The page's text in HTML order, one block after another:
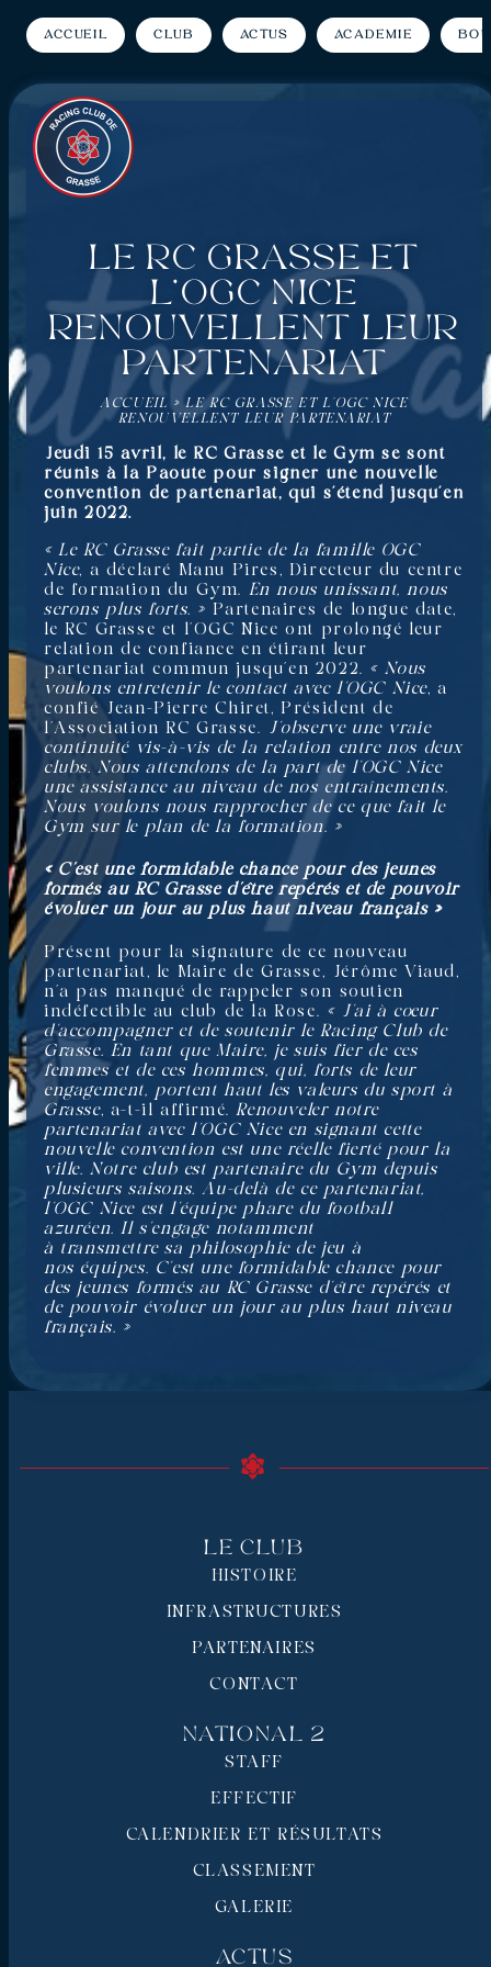
Accueil Club Actus Académie
Le RC Grasse et
l’OGC Nice
renouvellent leur
partenariat
ACCUEIL »LE RC GRASSE ET L’OGC NICE
RENOUVELLENT LEUR PARTENARIAT
Jeudi 15 avril, le RC Grasse et le Gym se sont
réunis à la Paoute pour signer une nouvelle
convention de partenariat, qui s’étend jusqu’en
juin 2022.
« Le RC Grasse fait partie de la famille OGC
Nice, a déclaré Manu Pires, Directeur du centre
de formation du Gym. En nous unissant, nous
serons plus forts. » Partenaires de longue date,
le RC Grasse et l’OGC Nice ont prolongé leur
relation de confiance en étirant leur
partenariat commun jusqu’en 2022. « Nous
voulons entretenir le contact avec l’OGC Nice, a
confié Jean-Pierre Chiret, Président de
l’Association RC Grasse. J’observe une vraie
continuité vis-à-vis de la relation entre nos deux
clubs. Nous attendons de la part de l’OGC Nice
une assistance au niveau de nos entraînements.
Nous voulons nous rapprocher de ce que fait le
Gym sur le plan de la formation. »
« C’est une formidable chance pour des jeunes
formés au RC Grasse d’être repérés et de pouvoir
évoluer un jour au plus haut niveau français »
Présent pour la signature de ce nouveau
partenariat, le Maire de Grasse, Jérôme Viaud,
n’a pas manqué de rappeler son soutien
indéfectible au club de la Rose. « J’ai à cœur
d’accompagner et de soutenir le Racing Club de
Grasse. En tant que Maire, je suis fier de ces
femmes et de ces hommes, qui, forts de leur
engagement, portent haut les valeurs du sport à
Grasse, a-t-il affirmé.Renouveler notre
partenariat avec l’OGC Nice en signant cette
nouvelle convention est une réelle fierté pour la
ville. Notre club est partenaire du Gym depuis
plusieurs saisons. Au-delà de ce partenariat,
l’OGC Nice est l’équipe phare du football
azuréen. Il s’engage notamment
à transmettre sa philosophie de jeu à
nos équipes. C’est une formidable chance pour
des jeunes formés au RC Grasse d’être repérés et
de pouvoir évoluer un jour au plus haut niveau
français. »
Le Club
HISTOIRE
INFRASTRUCTURES
PARTENAIRES
CONTACT
National 2
STAFF
EFFECTIF
CALENDRIER ET RÉSULTATS
CLASSEMENT
GALERIE
Actus